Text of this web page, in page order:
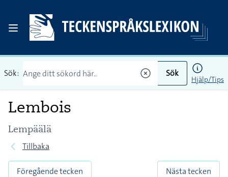
Sök: Sök
Hjälp/Tips
Lembois
Lempäälä
Tillbaka
Föregående tecken
Nästa tecken